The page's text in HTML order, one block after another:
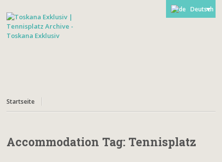
Deutsch
Startseite
Accommodation Tag: Tennisplatz